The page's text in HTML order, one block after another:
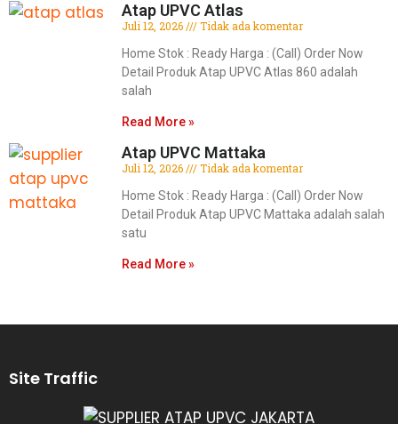
Atap UPVC Atlas
Juli 12, 2026
Tidak ada komentar
Home Stok : Ready Harga : (Call) Order Now
Detail Produk Atap UPVC Atlas 860 adalah
salah
Read More »
Atap UPVC Mattaka
Juli 12, 2026
Tidak ada komentar
Home Stok : Ready Harga : (Call) Order Now
Detail Produk Atap UPVC Mattaka adalah salah
satu
Read More »
Site Traffic